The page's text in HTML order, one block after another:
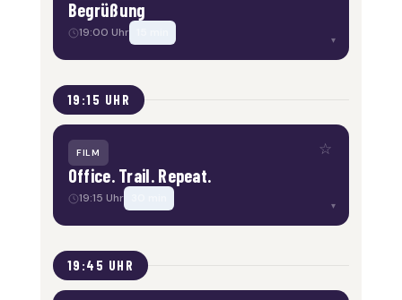
Begrüßung
19:00 Uhr
▾
19:15 UHR
FILM ☆
Office. Trail. Repeat.
19:15 Uhr
▾
19:45 UHR